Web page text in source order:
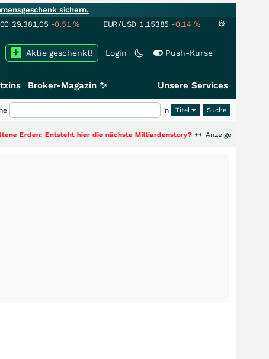
sichern.
29.381,05 -0,51% EUR/USD 1,15385 -0,14 %
Login Push-Kurse
Aktie geschenkt!
Broker-Magazin ✨ Unsere Services
in Titel
Entsteht hier die nächste Milliardenstory?+++ Anzeige